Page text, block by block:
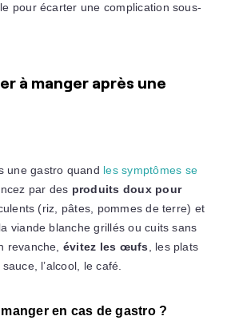
pour écarter une complication sous-
à manger après une
une gastro quand les symptômes se
par des produits doux pour
(riz, pâtes, pommes de terre) et
viande blanche grillés ou cuits sans
revanche, évitez les œufs, les plats
l’alcool, le café.
en cas de gastro ?